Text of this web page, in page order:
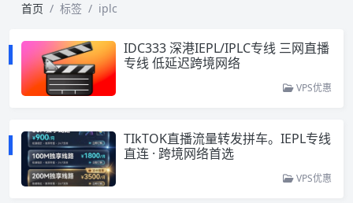
首页 标签 iplc
IDC333 深港IEPL/IPLC专线 三网直播
专线 低延迟跨境网络
VPS优惠
TIkTOK直播流量转发拼车。IEPL专线
直连 · 跨境网络首选
VPS优惠